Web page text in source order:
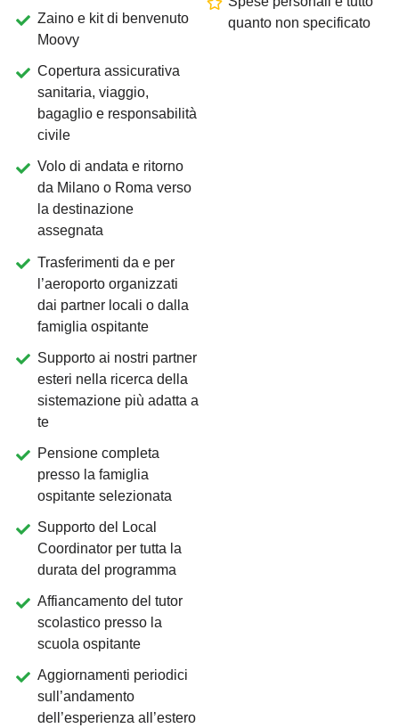
Zaino e kit di benvenuto
Moovy
Copertura assicurativa
sanitaria, viaggio,
bagaglio e responsabilità
civile
Volo di andata e ritorno
da Milano o Roma verso
la destinazione
assegnata
Trasferimenti da e per
l’aeroporto organizzati
dai partner locali o dalla
famiglia ospitante
Supporto ai nostri partner
esteri nella ricerca della
sistemazione più adatta a
te
Pensione completa
presso la famiglia
ospitante selezionata
Supporto del Local
Coordinator per tutta la
durata del programma
Affiancamento del tutor
scolastico presso la
scuola ospitante
Aggiornamenti periodici
sull’andamento
dell’esperienza all’estero
quanto non specificato